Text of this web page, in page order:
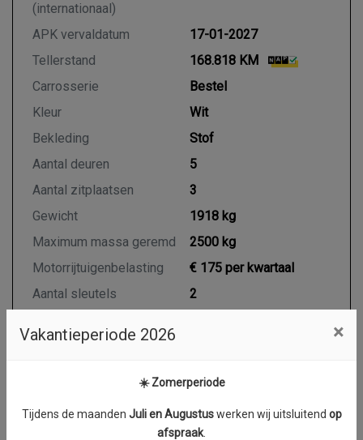
(internationaal)
APK vervaldatum
17-01-2027
Tellerstand
168.818 KM
Carrosserie
Bestel
Kleur
Wit
Bekleding
Stof
Aantal deuren
5
Aantal zitplaatsen
3
Gewicht
1918 kg
Maximum massa geremd
2500 kg
Motorrijtuigenbelasting
€ 175 per kwartaal
Aantal sleutels
2
Motor en transmissie
Brandstof
Diesel
Vakantieperiode 2026 ×
☀️ Zomerperiode
Tijdens de maanden Juli en Augustuswerken wij uitsluitend op
afspraak.